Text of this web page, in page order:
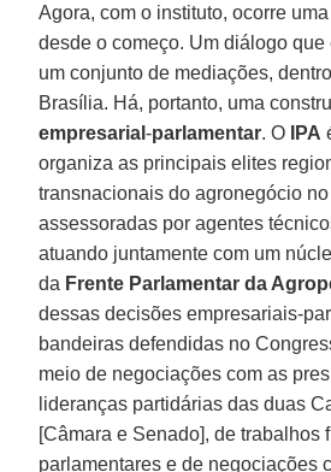
Agora, com o instituto, ocorre
desde o começo. Um diálogo que
um conjunto de mediações,
Brasília. Há, portanto, uma
empresarial-parlamentar. O IPA
organiza as principais elites
transnacionais do agronegócio
assessoradas por agentes
atuando juntamente com um
da Frente Parlamentar da
dessas decisões empresariais-
bandeiras defendidas no
meio de negociações com as
lideranças partidárias das duas
[Câmara e Senado], de trabalhos
parlamentares e de negociações